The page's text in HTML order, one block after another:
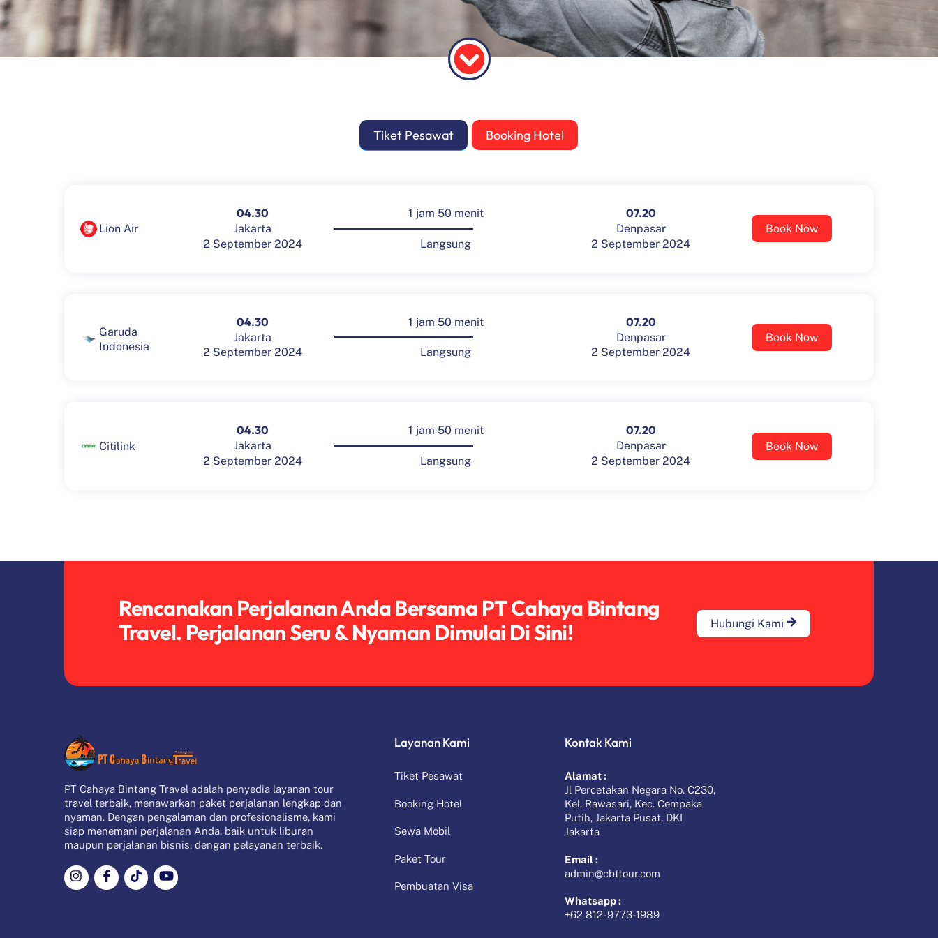
Tiket Pesawat Booking Hotel
Lion Air
04.30
Jakarta
2 September 2024
1 jam 50 menit
Langsung
07.20
Denpasar
2 September 2024
Book Now
Garuda
Indonesia
04.30
Jakarta
2 September 2024
1 jam 50 menit
Langsung
07.20
Denpasar
2 September 2024
Book Now
Citilink
04.30
Jakarta
2 September 2024
1 jam 50 menit
Langsung
07.20
Denpasar
2 September 2024
Book Now
Rencanakan Perjalanan Anda Bersama PT Cahaya Bintang
Travel. Perjalanan Seru & Nyaman Dimulai Di Sini!
Hubungi Kami
PT Cahaya Bintang Travel adalah penyedia layanan tour
travel terbaik, menawarkan paket perjalanan lengkap dan
nyaman. Dengan pengalaman dan profesionalisme, kami
siap menemani perjalanan Anda, baik untuk liburan
maupun perjalanan bisnis, dengan pelayanan terbaik.
Layanan Kami
Tiket Pesawat
Booking Hotel
Sewa Mobil
Paket Tour
Pembuatan Visa
Kontak Kami
Alamat :
Jl Percetakan Negara No. C230,
Kel. Rawasari, Kec. Cempaka
Putih, Jakarta Pusat, DKI
Jakarta
Email :
admin@cbttour.com
Whatsapp :
+62 812-9773-1989